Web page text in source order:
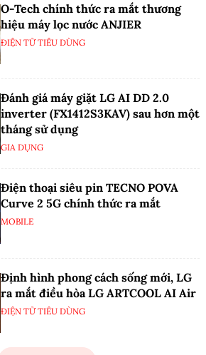
O-Tech chính thức ra mắt thương
hiệu máy lọc nước ANJIER
ĐIỆN TỬ TIÊU DÙNG
Đánh giá máy giặt LG AI DD 2.0
inverter (FX1412S3KAV) sau hơn một
tháng sử dụng
GIA DỤNG
Điện thoại siêu pin TECNO POVA
Curve 2 5G chính thức ra mắt
MOBILE
Định hình phong cách sống mới, LG
ra mắt điều hòa LG ARTCOOL AI Air
ĐIỆN TỬ TIÊU DÙNG